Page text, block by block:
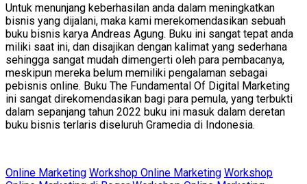
Untuk menunjang keberhasilan anda dalam meningkatkan
bisnis yang dijalani, maka kami merekomendasikan sebuah
buku bisnis karya Andreas Agung. Buku ini sangat tepat anda
miliki saat ini, dan disajikan dengan kalimat yang sederhana
sehingga sangat mudah dimengerti oleh para pembacanya,
meskipun mereka belum memiliki pengalaman sebagai
pebisnis online. Buku The Fundamental Of Digital Marketing
ini sangat direkomendasikan bagi para pemula, yang terbukti
dalam sepanjang tahun 2022 buku ini masuk dalam deretan
buku bisnis terlaris diseluruh Gramedia di Indonesia.
Online Marketing Workshop Online Marketing Workshop